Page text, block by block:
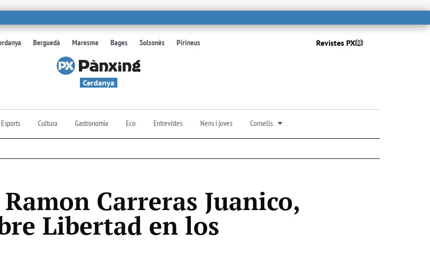
Berguedà Maresme Bages Solsonès Pirineus Revistes PX
Cerdanya
Esports Cultura Gastronomia Eco Entrevistes Nens i joves Consells
Carreras Juanico,
Libertad en los